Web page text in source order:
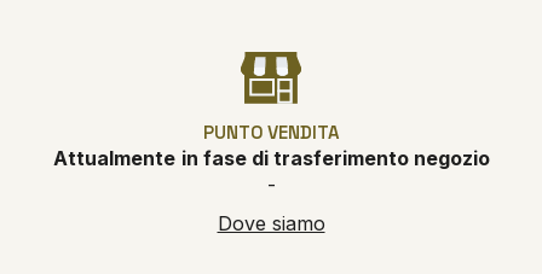
PUNTO VENDITA
Attualmente in fase di trasferimento negozio
-
Dove siamo